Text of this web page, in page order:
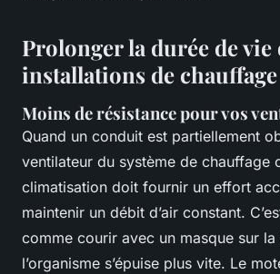
Prolonger la durée de vie
installations de chauffage
Moins de résistance pour vos
Quand un conduit est partiellement
ventilateur du système de chauffage
climatisation doit fournir un effort
maintenir un débit d’air constant.
comme courir avec un masque sur la
l’organisme s’épuise plus vite. Le